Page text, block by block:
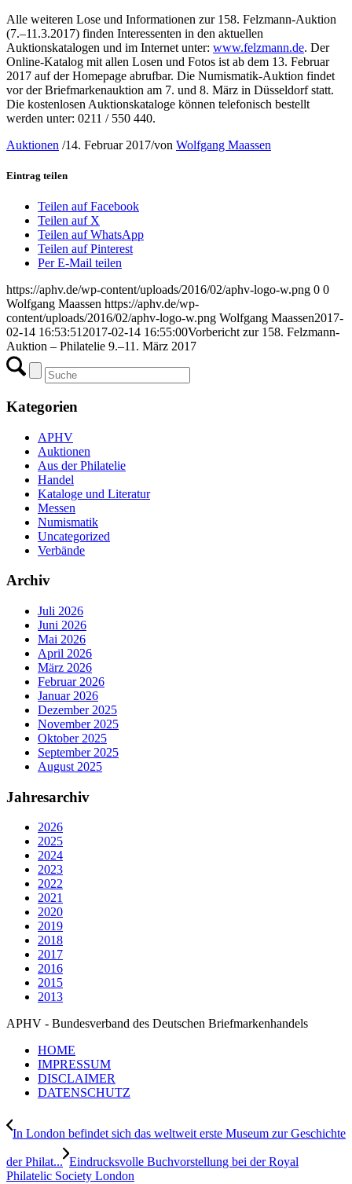
Alle weiteren Lose und Informationen zur 158. Felzmann-Auktion
(7.–11.3.2017) finden Interessenten in den aktuellen
Auktionskatalogen und im Internet unter: www.felzmann.de. Der
Online-Katalog mit allen Losen und Fotos ist ab dem 13. Februar
2017 auf der Homepage abrufbar. Die Numismatik-Auktion findet
vor der Briefmarkenauktion am 7. und 8. März in Düsseldorf statt.
Die kostenlosen Auktionskataloge können telefonisch bestellt
werden unter: 0211 / 550 440.
Auktionen /14. Februar 2017/von Wolfgang Maassen
Eintrag teilen
Teilen auf Facebook
Teilen auf X
Teilen auf WhatsApp
Teilen auf Pinterest
Per E-Mail teilen
https://aphv.de/wp-content/uploads/2016/02/aphv-logo-w.png 0 0
Wolfgang Maassen https://aphv.de/wp-
content/uploads/2016/02/aphv-logo-w.png Wolfgang Maassen2017-
02-14 16:53:51 2017-02-14 16:55:00Vorbericht zur 158. Felzmann-
Auktion – Philatelie 9.–11. März 2017
Kategorien
APHV
Auktionen
Aus der Philatelie
Handel
Kataloge und Literatur
Messen
Numismatik
Uncategorized
Verbände
Archiv
Juli 2026
Juni 2026
Mai 2026
April 2026
März 2026
Februar 2026
Januar 2026
Dezember 2025
November 2025
Oktober 2025
September 2025
August 2025
Jahresarchiv
2026
2025
2024
2023
2022
2021
2020
2019
2018
2017
2016
2015
2013
APHV - Bundesverband des Deutschen Briefmarkenhandels
HOME
IMPRESSUM
DISCLAIMER
DATENSCHUTZ
In London befindet sich das weltweit erste Museum zur Geschichte
der Philat... Eindrucksvolle Buchvorstellung bei der Royal
Philatelic Society London